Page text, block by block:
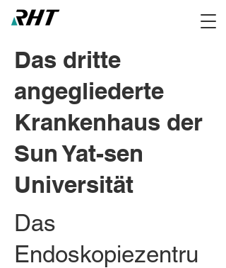
Das dritte
angegliederte
Krankenhaus der
Sun Yat-sen
Universität
Das
Endoskopiezentru